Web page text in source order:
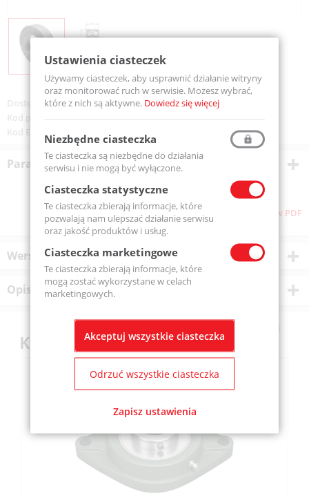
Dostępność:Dostępny
5907772101766
Parametry techniczne
Pobierz stronę w PDF
Wersje produktu
Opis produktu
Klienci kupili również
Ustawienia ciasteczek
Używamy ciasteczek, aby usprawnić działanie witryny
oraz monitorować ruch w serwisie. Możesz wybrać,
które z nich są aktywne. Dowiedz się więcej
Niezbędne ciasteczka
Te ciasteczka są niezbędne do działania
serwisu i nie mogą być wyłączone.
Ciasteczka statystyczne
Te ciasteczka zbierają informacje, które
pozwalają nam ulepszać działanie serwisu
oraz jakość produktów i usług.
Ciasteczka marketingowe
Te ciasteczka zbierają informacje, które
mogą zostać wykorzystane w celach
marketingowych.
Akceptuj wszystkie ciasteczka
Odrzuć wszystkie ciasteczka
Zapisz ustawienia